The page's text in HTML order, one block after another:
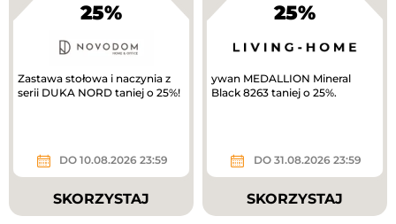
25%
Zastawa stołowa i naczynia z
serii DUKA NORD taniej o 25%!
DO 10.08.2026 23:59
SKORZYSTAJ
25%
ywan MEDALLION Mineral
Black 8263 taniej o 25%.
DO 31.08.2026 23:59
SKORZYSTAJ